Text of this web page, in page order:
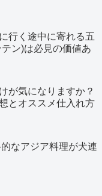
行く途中に寄れる五
ン)は必見の価値あ
が気になりますか？
とオススメ仕入れ方
的なアジア料理が犬連